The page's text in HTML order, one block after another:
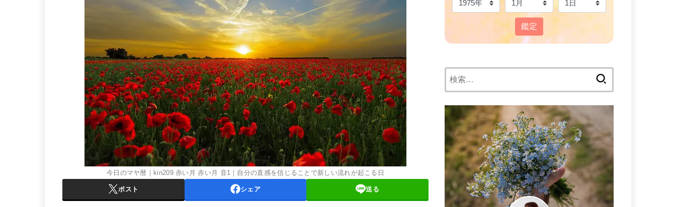
今日のマヤ暦｜kin209 赤い月 赤い月 音1｜自分の直感を信じることで新しい流れが起こる日
ポスト シェア 送る
鑑定